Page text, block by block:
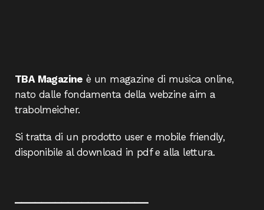
TBA Magazine è un magazine di musica online,
nato dalle fondamenta della webzine aim a
trabolmeicher.
Si tratta di un prodotto user e mobile friendly,
disponibile al download in pdf e alla lettura.